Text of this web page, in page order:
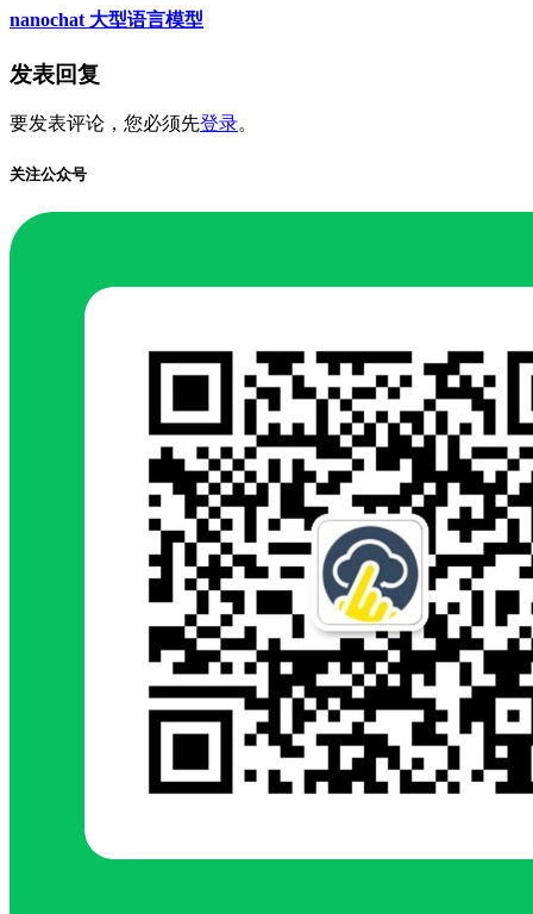
nanochat 大型语言模型
发表回复
要发表评论，您必须先登录。
关注公众号